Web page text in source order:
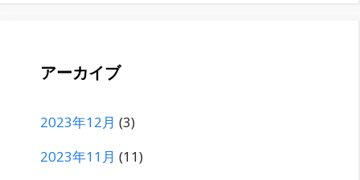
アーカイブ
2023年12月 (3)
2023年11月 (11)